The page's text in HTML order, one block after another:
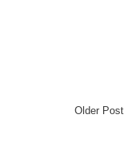
Older Post